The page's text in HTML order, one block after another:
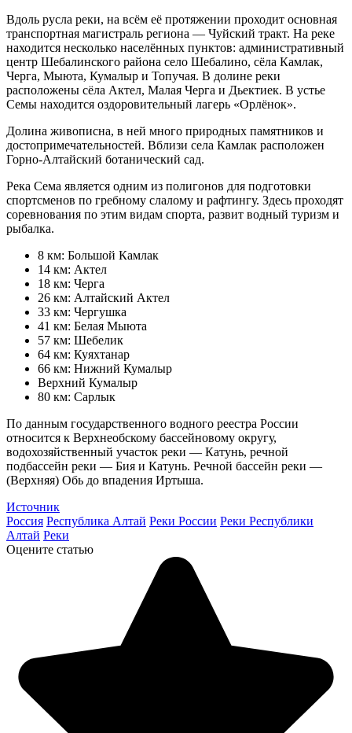
Вдоль русла реки, на всём её протяжении проходит основная
транспортная магистраль региона — Чуйский тракт. На реке
находится несколько населённых пунктов: административный
центр Шебалинского района село Шебалино, сёла Камлак,
Черга, Мыюта, Кумалыр и Топучая. В долине реки
расположены сёла Актел, Малая Черга и Дьектиек. В устье
Семы находится оздоровительный лагерь «Орлёнок».
Долина живописна, в ней много природных памятников и
достопримечательностей. Вблизи села Камлак расположен
Горно-Алтайский ботанический сад.
Река Сема является одним из полигонов для подготовки
спортсменов по гребному слалому и рафтингу. Здесь проходят
соревнования по этим видам спорта, развит водный туризм и
рыбалка.
8 км: Большой Камлак
14 км: Актел
18 км: Черга
26 км: Алтайский Актел
33 км: Чергушка
41 км: Белая Мыюта
57 км: Шебелик
64 км: Куяхтанар
66 км: Нижний Кумалыр
Верхний Кумалыр
80 км: Сарлык
По данным государственного водного реестра России
относится к Верхнеобскому бассейновому округу,
водохозяйственный участок реки — Катунь, речной
подбассейн реки — Бия и Катунь. Речной бассейн реки —
(Верхняя) Обь до впадения Иртыша.
Источник
Россия Республика Алтай Реки России Реки Республики
Алтай Реки
Оцените статью